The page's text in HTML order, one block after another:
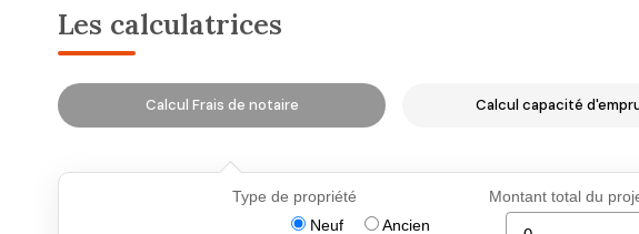
Les calculatrices
Calcul Frais de notaire Calcul capacité